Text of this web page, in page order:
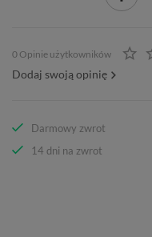
0 Opinie użytkowników
Dodaj swoją opinię
Darmowy zwrot
14 dni na zwrot